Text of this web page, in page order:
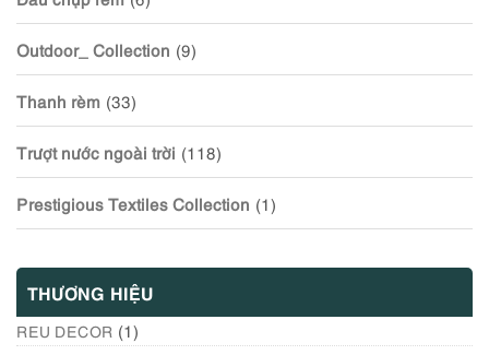
Outdoor_ Collection (9)
Thanh rèm (33)
Trượt nước ngoài trời (118)
Prestigious Textiles Collection (1)
THƯƠNG HIỆU
REU DECOR (1)